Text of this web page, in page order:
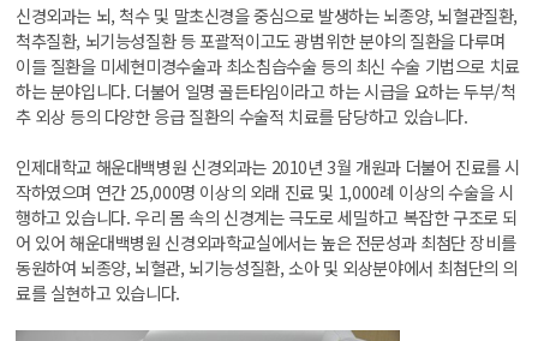
신경외과는 뇌, 척수 및 말초신경을 중심으로 발생하는 뇌종양, 뇌혈관질환,
척추질환, 뇌기능성질환 등 포괄적이고도 광범위한 분야의 질환을 다루며
이들 질환을 미세현미경수술과 최소침습수술 등의 최신 수술 기법으로 치료
하는 분야입니다. 더불어 일명 골든타임이라고 하는 시급을 요하는 두부/척
추 외상 등의 다양한 응급 질환의 수술적 치료를 담당하고 있습니다.
인제대학교 해운대백병원 신경외과는 2010년 3월 개원과 더불어 진료를 시
작하였으며 연간 25,000명 이상의 외래 진료 및 1,000례 이상의 수술을 시
행하고 있습니다. 우리 몸 속의 신경계는 극도로 세밀하고 복잡한 구조로 되
어 있어 해운대백병원 신경외과학교실에서는 높은 전문성과 최첨단 장비를
동원하여 뇌종양, 뇌혈관, 뇌기능성질환, 소아 및 외상분야에서 최첨단의 의
료를 실현하고 있습니다.